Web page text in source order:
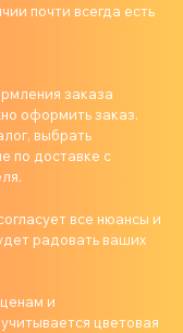
почти всегда есть
заказа
оформить заказ.
выбрать
по доставке с
все нюансы и
радовать ваших
и
цветовая